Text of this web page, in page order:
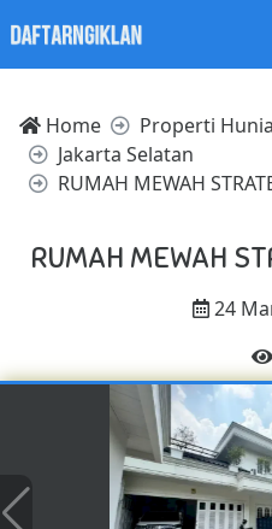
Home Properti
Jakarta Selatan
RUMAH MEWAH
RUMAH MEWAH
24